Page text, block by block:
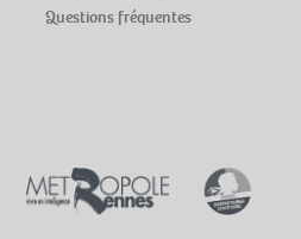
Questions fréquentes